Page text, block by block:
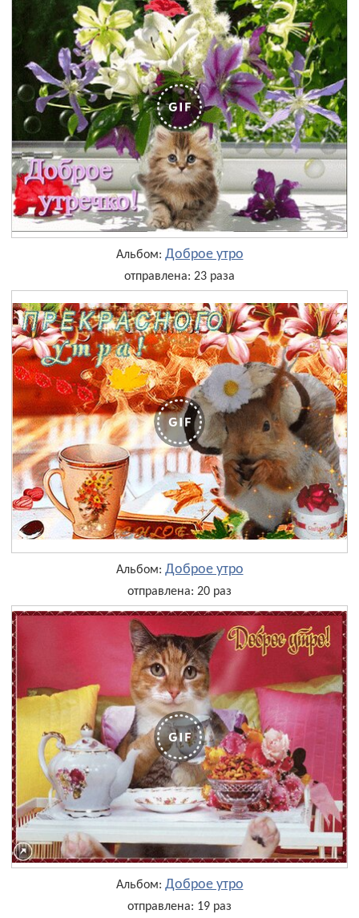
Альбом: Доброе утро
отправлена: 23 раза
Альбом: Доброе утро
отправлена: 20 раз
Альбом: Доброе утро
отправлена: 19 раз